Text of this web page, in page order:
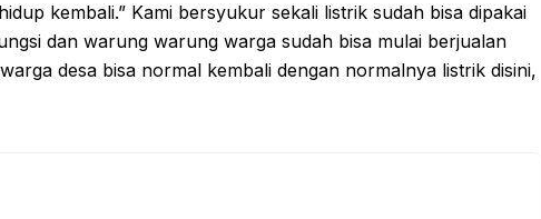
kembali.” Kami bersyukur sekali listrik sudah bisa dipakai
dan warung warung warga sudah bisa mulai berjualan
desa bisa normal kembali dengan normalnya listrik disini,